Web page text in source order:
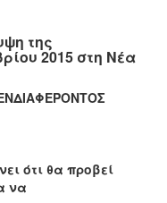
της
2015 στη Νέα
ότι θα προβεί
να